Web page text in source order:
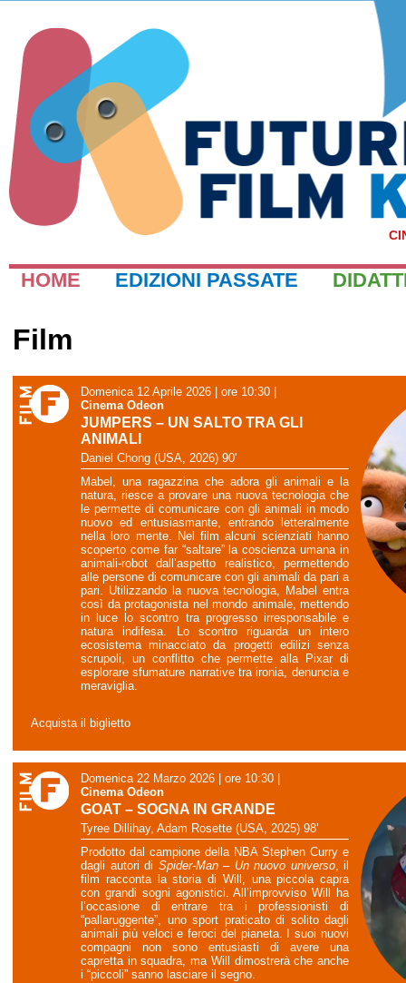
HOME EDIZIONI PASSATE
Film
Domenica 12 Aprile 2026 | ore 10:30
Cinema Odeon
JUMPERS – UN SALTO TRA GLI
ANIMALI
Daniel Chong (USA, 2026) 90'
Mabel, una ragazzina che adora gli animali e la
natura, riesce a provare una nuova tecnologia che
le permette di comunicare con gli animali in modo
nuovo ed entusiasmante, entrando letteralmente
nella loro mente. Nel film alcuni scienziati hanno
scoperto come far “saltare” la coscienza umana in
animali-robot dall’aspetto realistico, permettendo
alle persone di comunicare con gli animali da pari a
pari. Utilizzando la nuova tecnologia, Mabel entra
così da protagonista nel mondo animale, mettendo
in luce lo scontro tra progresso irresponsabile e
natura indifesa. Lo scontro riguarda un intero
ecosistema minacciato da progetti edilizi senza
scrupoli, un conflitto che permette alla Pixar di
esplorare sfumature narrative tra ironia, denuncia e
meraviglia.
Acquista il biglietto
Domenica 22 Marzo 2026 | ore 10:30
Cinema Odeon
GOAT – SOGNA IN GRANDE
Tyree Dillihay, Adam Rosette (USA, 2025) 98’
Prodotto dal campione della NBA Stephen Curry e
dagli autori di Spider-Man – Un nuovo universo, il
film racconta la storia di Will, una piccola capra
con grandi sogni agonistici. All’improvviso Will ha
l’occasione di entrare tra i professionisti di
“pallaruggente”, uno sport praticato di solito dagli
animali più veloci e feroci del pianeta. I suoi nuovi
compagni non sono entusiasti di avere una
capretta in squadra, ma Will dimostrerà che anche
i “piccoli” sanno lasciare il segno.